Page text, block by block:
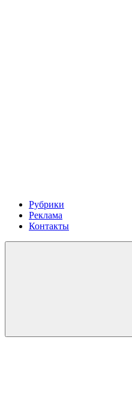
Рубрики
Реклама
Контакты